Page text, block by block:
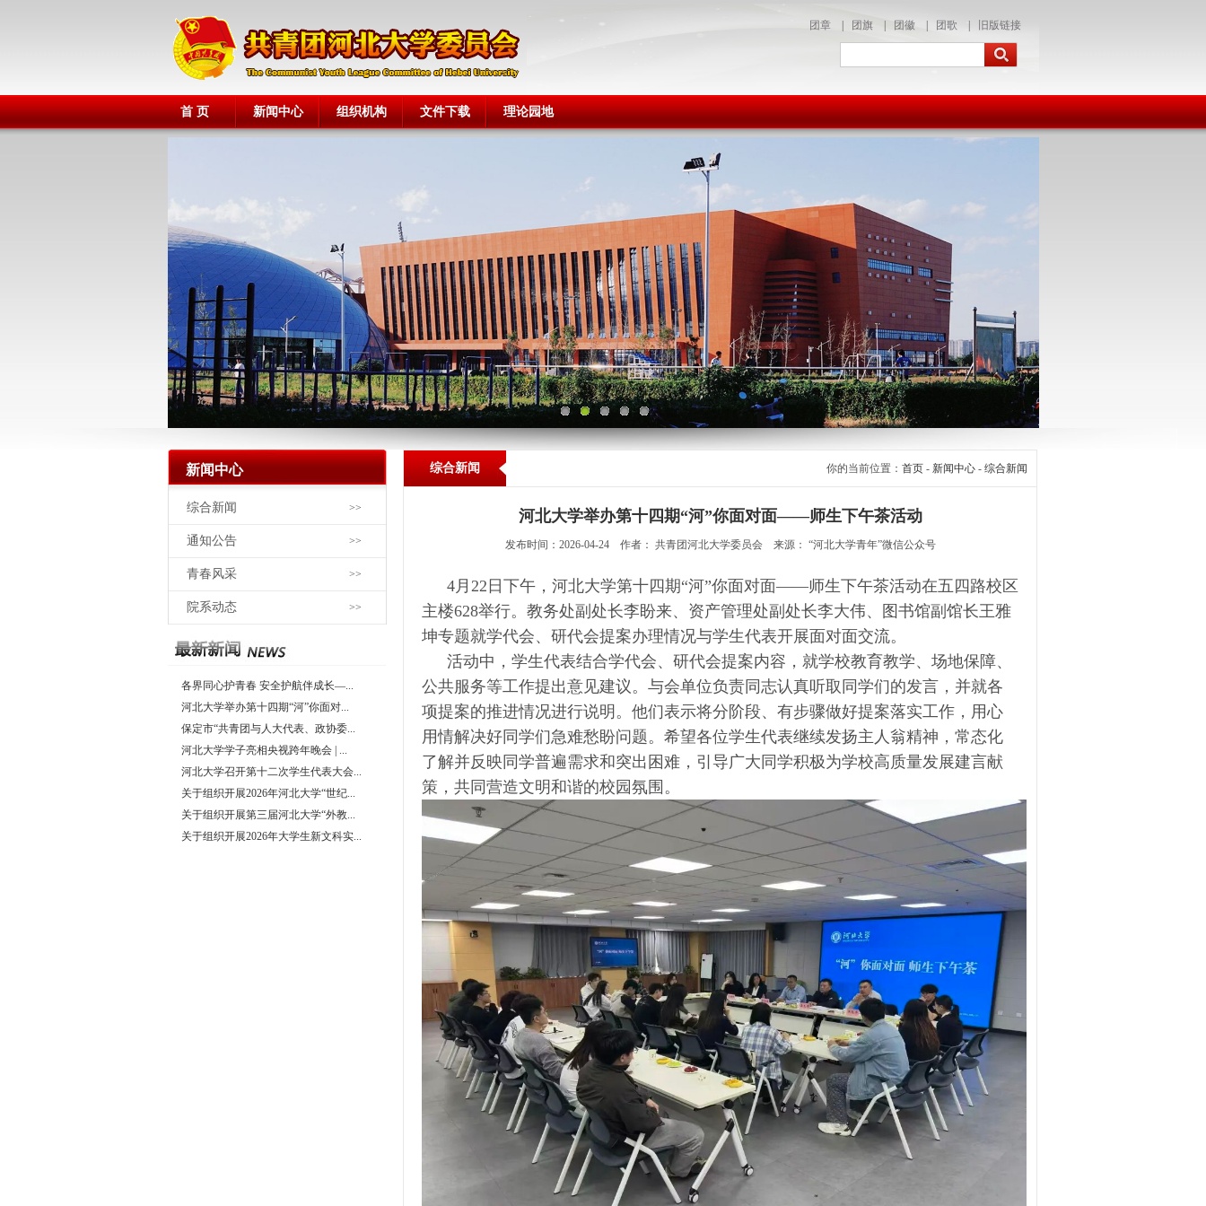
团章 团旗 团徽 团歌 旧版链接
首 页 新闻中心 组织机构 文件下载 理论园地
新闻中心
综合新闻 >>
通知公告 >>
青春风采 >>
院系动态 >>
各界同心护青春 安全护航伴成长—...
河北大学举办第十四期“河”你面对...
保定市“共青团与人大代表、政协委...
河北大学学子亮相央视跨年晚会 | ...
河北大学召开第十二次学生代表大会...
关于组织开展2026年河北大学“世纪...
关于组织开展第三届河北大学“外教...
关于组织开展2026年大学生新文科实...
综合新闻 你的当前位置： 首页 - 新闻中心 - 综合新闻
河北大学举办第十四期“河”你面对面——师生下午茶活动
发布时间：2026-04-24 作者： 共青团河北大学委员会 来源： “河北大学青年”微信公众号
4月22日下午，河北大学第十四期“河”你面对面——师生下午茶活动在五四路校区
主楼628举行。教务处副处长李盼来、资产管理处副处长李大伟、图书馆副馆长王雅
坤专题就学代会、研代会提案办理情况与学生代表开展面对面交流。
活动中，学生代表结合学代会、研代会提案内容，就学校教育教学、场地保障、
公共服务等工作提出意见建议。与会单位负责同志认真听取同学们的发言，并就各
项提案的推进情况进行说明。他们表示将分阶段、有步骤做好提案落实工作，用心
用情解决好同学们急难愁盼问题。希望各位学生代表继续发扬主人翁精神，常态化
了解并反映同学普遍需求和突出困难，引导广大同学积极为学校高质量发展建言献
策，共同营造文明和谐的校园氛围。